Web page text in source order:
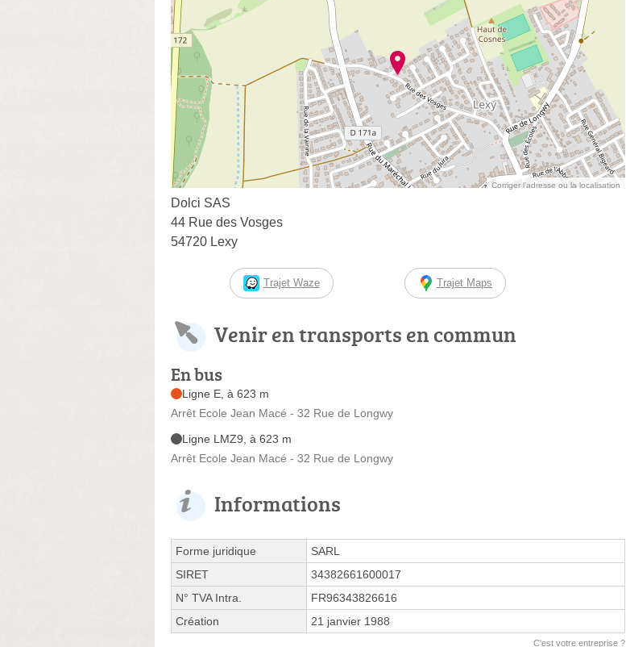
Corriger l’adresse ou la localisation
Dolci SAS
44 Rue des Vosges
54720 Lexy
Trajet Waze Trajet Maps
Venir en transports en commun
En bus
Ligne E, à 623 m
Arrêt Ecole Jean Macé - 32 Rue de Longwy
Ligne LMZ9, à 623 m
Arrêt Ecole Jean Macé - 32 Rue de Longwy
Informations
Forme juridique
SARL
SIRET
34382661600017
N° TVA Intra.
FR96343826616
Création
21 janvier 1988
C'est votre entreprise ?